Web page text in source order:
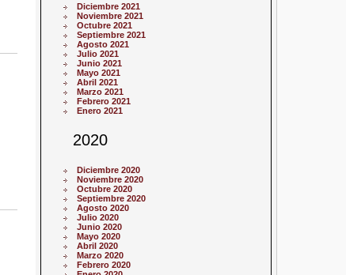
Diciembre 2021
Noviembre 2021
Octubre 2021
Septiembre 2021
Agosto 2021
Julio 2021
Junio 2021
Mayo 2021
Abril 2021
Marzo 2021
Febrero 2021
Enero 2021
2020
Diciembre 2020
Noviembre 2020
Octubre 2020
Septiembre 2020
Agosto 2020
Julio 2020
Junio 2020
Mayo 2020
Abril 2020
Marzo 2020
Febrero 2020